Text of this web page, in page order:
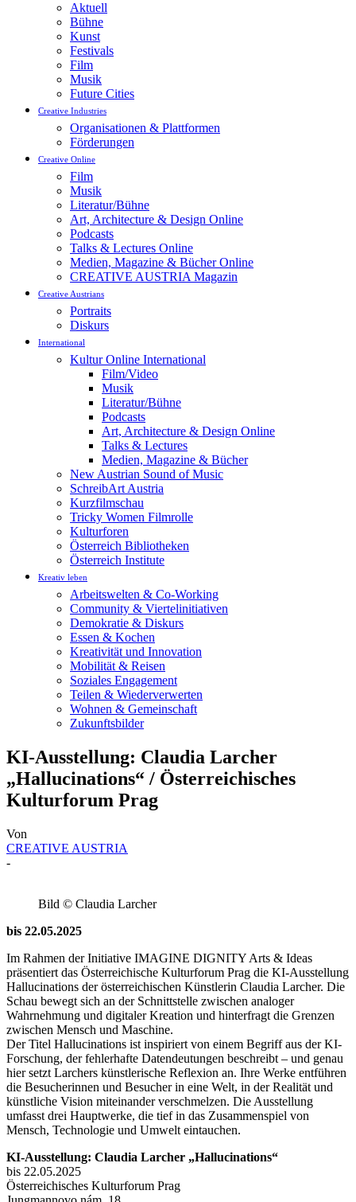
Aktuell
Bühne
Kunst
Festivals
Film
Musik
Future Cities
Creative Industries
Organisationen & Plattformen
Förderungen
Creative Online
Film
Musik
Literatur/Bühne
Art, Architecture & Design Online
Podcasts
Talks & Lectures Online
Medien, Magazine & Bücher Online
CREATIVE AUSTRIA Magazin
Creative Austrians
Portraits
Diskurs
International
Kultur Online International
Film/Video
Musik
Literatur/Bühne
Podcasts
Art, Architecture & Design Online
Talks & Lectures
Medien, Magazine & Bücher
New Austrian Sound of Music
SchreibArt Austria
Kurzfilmschau
Tricky Women Filmrolle
Kulturforen
Österreich Bibliotheken
Österreich Institute
Kreativ leben
Arbeitswelten & Co-Working
Community & Viertelinitiativen
Demokratie & Diskurs
Essen & Kochen
Kreativität und Innovation
Mobilität & Reisen
Soziales Engagement
Teilen & Wiederverwerten
Wohnen & Gemeinschaft
Zukunftsbilder
KI-Ausstellung: Claudia Larcher
„Hallucinations“ / Österreichisches
Kulturforum Prag
Von
CREATIVE AUSTRIA
-
Bild © Claudia Larcher
bis 22.05.2025
Im Rahmen der Initiative IMAGINE DIGNITY Arts & Ideas
präsentiert das Österreichische Kulturforum Prag die KI-Ausstellung
Hallucinations der österreichischen Künstlerin Claudia Larcher. Die
Schau bewegt sich an der Schnittstelle zwischen analoger
Wahrnehmung und digitaler Kreation und hinterfragt die Grenzen
zwischen Mensch und Maschine.
Der Titel Hallucinations ist inspiriert von einem Begriff aus der KI-
Forschung, der fehlerhafte Datendeutungen beschreibt – und genau
hier setzt Larchers künstlerische Reflexion an. Ihre Werke entführen
die Besucherinnen und Besucher in eine Welt, in der Realität und
künstliche Vision miteinander verschmelzen. Die Ausstellung
umfasst drei Hauptwerke, die tief in das Zusammenspiel von
Mensch, Technologie und Umwelt eintauchen.
KI-Ausstellung: Claudia Larcher „Hallucinations“
bis 22.05.2025
Österreichisches Kulturforum Prag